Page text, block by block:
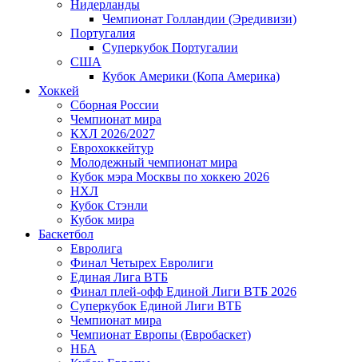
Нидерланды
Чемпионат Голландии (Эредивизи)
Португалия
Суперкубок Португалии
США
Кубок Америки (Копа Америка)
Хоккей
Сборная России
Чемпионат мира
КХЛ 2026/2027
Еврохоккейтур
Молодежный чемпионат мира
Кубок мэра Москвы по хоккею 2026
НХЛ
Кубок Стэнли
Кубок мира
Баскетбол
Евролига
Финал Четырех Евролиги
Единая Лига ВТБ
Финал плей-офф Единой Лиги ВТБ 2026
Суперкубок Единой Лиги ВТБ
Чемпионат мира
Чемпионат Европы (Евробаскет)
НБА